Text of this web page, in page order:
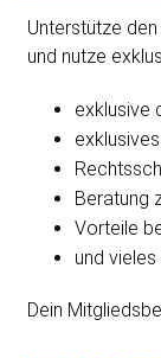
Unterstütze
und nutze
exklusive
Beratung
Vorteile
und
Dein